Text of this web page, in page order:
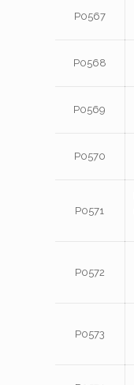
P0567
P0568
P0569
P0570
P0571
P0572
P0573